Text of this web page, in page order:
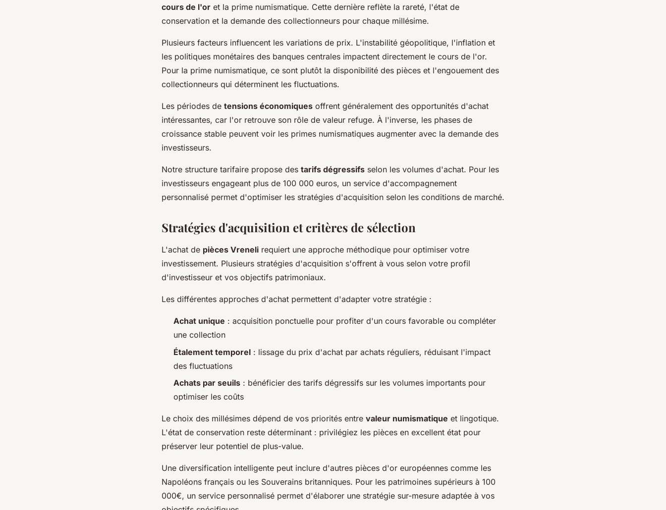
cours de l'or et la prime numismatique. Cette dernière reflète la rareté, l'état de
conservation et la demande des collectionneurs pour chaque millésime.
Plusieurs facteurs influencent les variations de prix. L'instabilité géopolitique, l'inflation et
les politiques monétaires des banques centrales impactent directement le cours de l'or.
Pour la prime numismatique, ce sont plutôt la disponibilité des pièces et l'engouement des
collectionneurs qui déterminent les fluctuations.
Les périodes de tensions économiques offrent généralement des opportunités d'achat
intéressantes, car l'or retrouve son rôle de valeur refuge. À l'inverse, les phases de
croissance stable peuvent voir les primes numismatiques augmenter avec la demande des
investisseurs.
Notre structure tarifaire propose des tarifs dégressifs selon les volumes d'achat. Pour les
investisseurs engageant plus de 100 000 euros, un service d'accompagnement
personnalisé permet d'optimiser les stratégies d'acquisition selon les conditions de marché.
Stratégies d'acquisition et critères de sélection
L'achat de pièces Vreneli requiert une approche méthodique pour optimiser votre
investissement. Plusieurs stratégies d'acquisition s'offrent à vous selon votre profil
d'investisseur et vos objectifs patrimoniaux.
Les différentes approches d'achat permettent d'adapter votre stratégie :
Achat unique : acquisition ponctuelle pour profiter d'un cours favorable ou compléter
une collection
Étalement temporel : lissage du prix d'achat par achats réguliers, réduisant l'impact
des fluctuations
Achats par seuils : bénéficier des tarifs dégressifs sur les volumes importants pour
optimiser les coûts
Le choix des millésimes dépend de vos priorités entre valeur numismatique et lingotique.
L'état de conservation reste déterminant : privilégiez les pièces en excellent état pour
préserver leur potentiel de plus-value.
Une diversification intelligente peut inclure d'autres pièces d'or européennes comme les
Napoléons français ou les Souverains britanniques. Pour les patrimoines supérieurs à 100
000€, un service personnalisé permet d'élaborer une stratégie sur-mesure adaptée à vos